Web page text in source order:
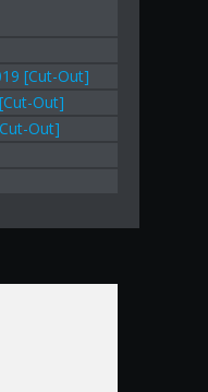
[Cut-Out]
Out]
Out]